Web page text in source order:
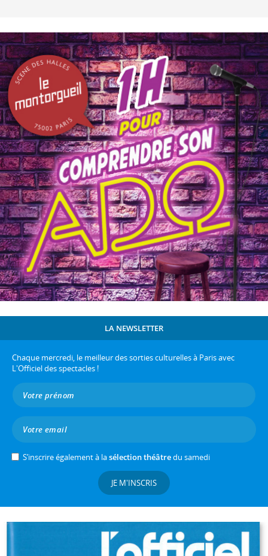
LA NEWSLETTER
Chaque mercredi, le meilleur des sorties culturelles à Paris avec
L'Officiel des spectacles !
S’inscrire également à lasélection théâtredu samedi
JE M'INSCRIS